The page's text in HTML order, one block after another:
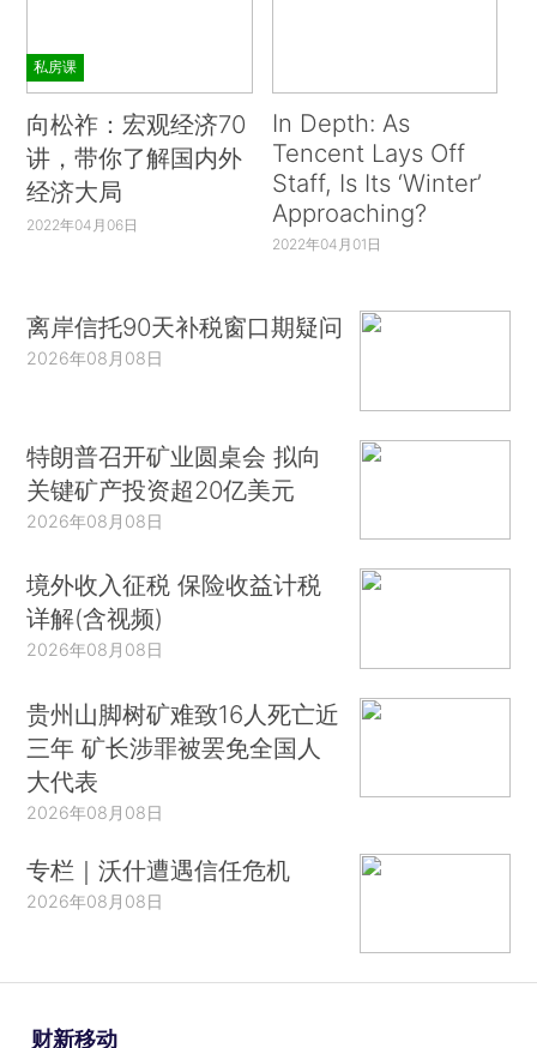
私房课
向松祚：宏观经济70
讲，带你了解国内外
经济大局
2022年04月06日
In Depth: As
Tencent Lays Off
Staff, Is Its ‘Winter’
Approaching?
2022年04月01日
离岸信托90天补税窗口期疑问
2026年08月08日
特朗普召开矿业圆桌会 拟向
关键矿产投资超20亿美元
2026年08月08日
境外收入征税 保险收益计税
详解(含视频)
2026年08月08日
贵州山脚树矿难致16人死亡近
三年 矿长涉罪被罢免全国人
大代表
2026年08月08日
专栏｜沃什遭遇信任危机
2026年08月08日
财新移动